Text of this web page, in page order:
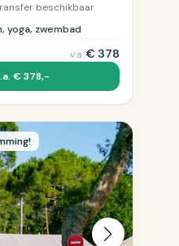
beschikbaar
yoga, zwembad
v.a.€ 378
€ 378,-